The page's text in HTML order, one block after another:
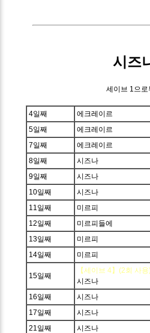
시즈
세이브 1으로
4일째
에크레이르
5일째
에크레이르
7일째
에크레이르
8일째
시즈나
9일째
시즈나
10일째
시즈나
11일째
미르피
12일째
미르피들에
13일째
미르피
14일째
미르피
15일째
【세이브 4】(2회 사
시즈나
16일째
시즈나
17일째
시즈나
21일째
시즈나